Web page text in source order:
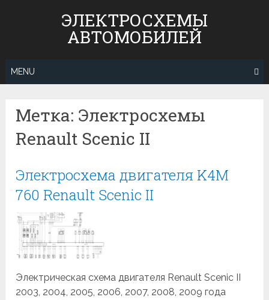
ЭЛЕКТРОСХЕМЫ
АВТОМОБИЛЕЙ
MENU
Метка: Электросхемы
Renault Scenic II
Электросхема двигателя K4M
760 Renault Scenic II
Электрическая схема двигателя Renault Scenic II
2003, 2004, 2005, 2006, 2007, 2008, 2009 года